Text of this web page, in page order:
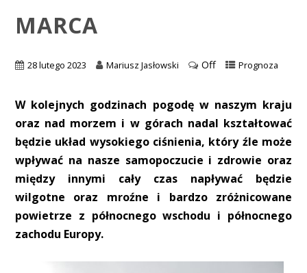
MARCA
28 lutego 2023 Mariusz Jasłowski Off Prognoza
W kolejnych godzinach pogodę w naszym kraju
oraz nad morzem i w górach nadal kształtować
będzie układ wysokiego ciśnienia, który źle może
wpływać na nasze samopoczucie i zdrowie oraz
między innymi cały czas napływać będzie
wilgotne oraz mroźne i bardzo zróżnicowane
powietrze z północnego wschodu i północnego
zachodu Europy.